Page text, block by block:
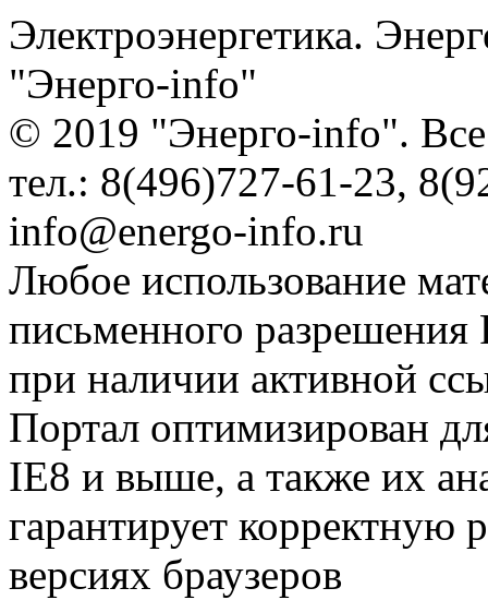
Электроэнергетика.
"Энерго-info"
© 2019 "Энерго-info".
тел.: 8(496)727-61-23,
info@energo-info.ru
Любое использование
письменного разрешения
при наличии активной
Портал оптимизирован
IE8 и выше, а также их
гарантирует корректную
версиях браузеров